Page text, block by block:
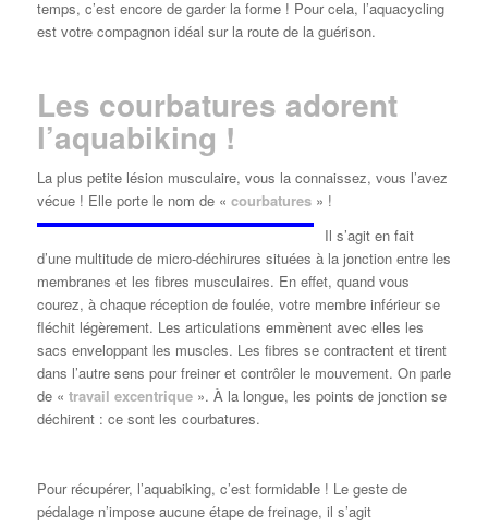
temps, c’est encore de garder la forme ! Pour cela, l’aquacycling
est votre compagnon idéal sur la route de la guérison.
Les courbatures adorent
l’aquabiking !
La plus petite lésion musculaire, vous la connaissez, vous l’avez
vécue ! Elle porte le nom de « courbatures» !
Il s’agit en fait
d’une multitude de micro-déchirures situées à la jonction entre les
membranes et les fibres musculaires. En effet, quand vous
courez, à chaque réception de foulée, votre membre inférieur se
fléchit légèrement. Les articulations emmènent avec elles les
sacs enveloppant les muscles. Les fibres se contractent et tirent
dans l’autre sens pour freiner et contrôler le mouvement. On parle
de « travail excentrique». À la longue, les points de jonction se
déchirent : ce sont les courbatures.
Pour récupérer, l’aquabiking, c’est formidable ! Le geste de
pédalage n’impose aucune étape de freinage, il s’agit